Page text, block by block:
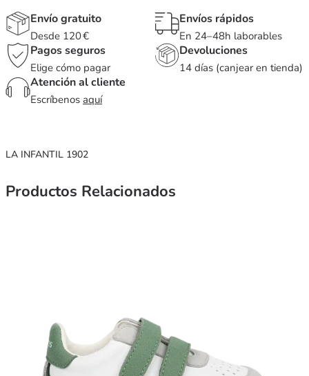
Envío gratuito
Desde 120 €
Envíos rápidos
En 24–48h laborables
Pagos seguros
Elige cómo pagar
Devoluciones
14 días (canjear en tienda)
Atención al cliente
Escríbenos aquí
LA INFANTIL 1902
Productos Relacionados